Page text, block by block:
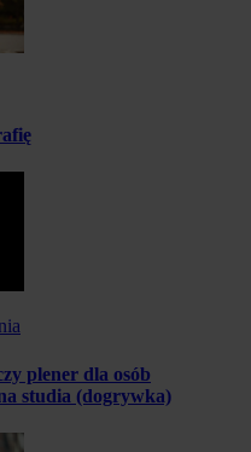
plener dla osób
studia (dogrywka)